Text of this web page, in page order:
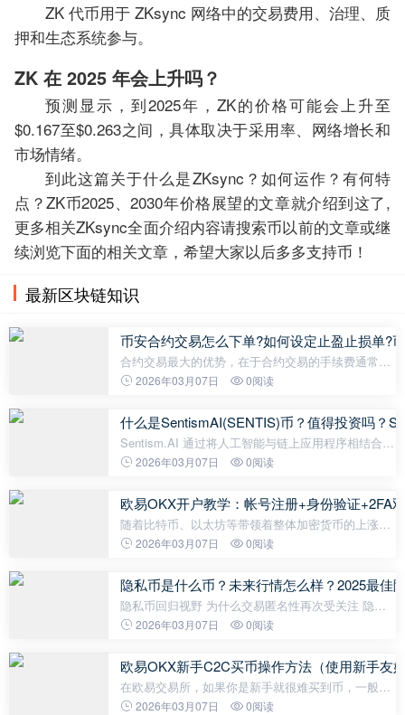
ZK 代币用于 ZKsync 网络中的交易费用、治理、质
押和生态系统参与。
ZK 在 2025 年会上升吗？
预测显示，到2025年，ZK的价格可能会上升至
$0.167至$0.263之间，具体取决于采用率、网络增长和
市场情绪。
到此这篇关于什么是ZKsync？如何运作？有何特
点？ZK币2025、2030年价格展望的文章就介绍到这了,
更多相关ZKsync全面介绍内容请搜索币以前的文章或继
续浏览下面的相关文章，希望大家以后多多支持币！
最新区块链知识
币安合约交易怎么下单?如何设定止盈止损单?
合约交易最大的优势，在于合约交易的手续费通常比
现货交易手续费低非常多*，因此如果有较频繁交易的
易高杠杆高风险的特性，不熟悉
2026年03月07日 0阅读
什么是SentismAI(SENTIS)币？值得投资吗？
Sentism.AI 通过将人工智能与链上应用程序相结合，
正在革新加密货币行业，为交易和资产管理带来智能
SentismAI 是一个创新平台，为Web3 和 DeFi
2026年03月07日 0阅读
欧易OKX开户教学：帐号注册+身份验证+2FA
随着比特币、以太坊等带领着整体加密货币的上涨，
开始有越来越多人接触到加密货币的投资，而OKX交
台，目前是全球前三大交易所之一，所以很
2026年03月07日 0阅读
隐私币是什么币？未来行情怎么样？2025最佳
隐私币回归视野 为什么交易匿名性再次受关注 隐私
币，是一类专为增强用户交易匿名性而设计的加密货
不同，隐私币通过加密技术
2026年03月07日 0阅读
欧易OKX新手C2C买币操作方法（使用新手友
在欧易交易所，如果你是新手就很难买到币，一般商
家都不乐意卖给新手。因为新手事情多没有经验，而
2026年03月07日 0阅读